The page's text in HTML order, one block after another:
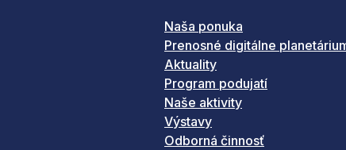
Naša ponuka
Prenosné digitálne
Aktuality
Program podujatí
Naše aktivity
Výstavy
Odborná činnosť